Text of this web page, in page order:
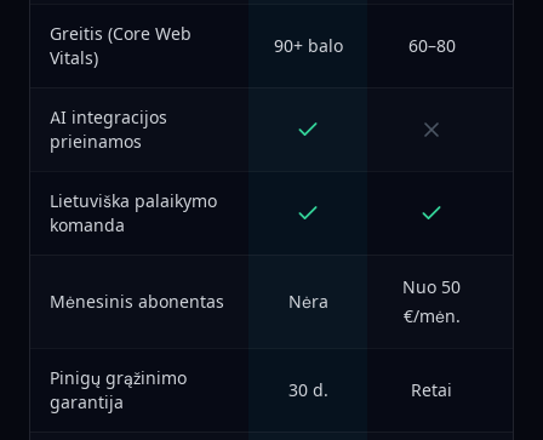
Greitis (Core Web
Vitals)
90+ balo 60–80
AI integracijos
prieinamos
Lietuviška palaikymo
komanda
Mėnesinis abonentas Nėra
Nuo 50
€/mėn.
Pinigų grąžinimo
garantija
30 d. Retai